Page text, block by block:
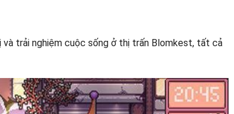
và trải nghiệm cuộc sống ở thị trấn Blomkest, tất cả